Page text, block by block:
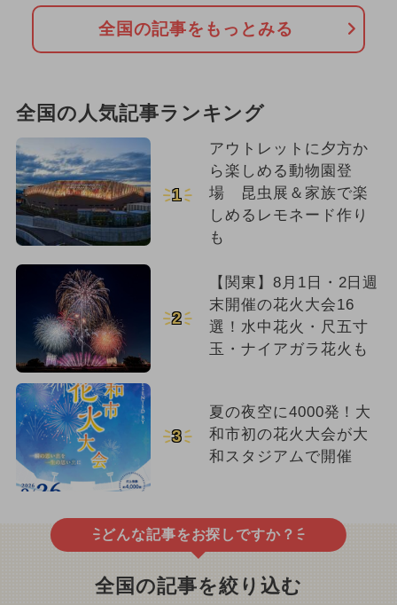
全国の記事をもっとみる
全国の人気記事ランキング
1
アウトレットに夕方か
ら楽しめる動物園登
場 昆虫展＆家族で楽
しめるレモネード作り
も
2
【関東】8月1日・2日週
末開催の花火大会16
選！水中花火・尺五寸
玉・ナイアガラ花火も
3
夏の夜空に4000発！大
和市初の花火大会が大
和スタジアムで開催
どんな記事をお探しですか？
全国の記事を絞り込む